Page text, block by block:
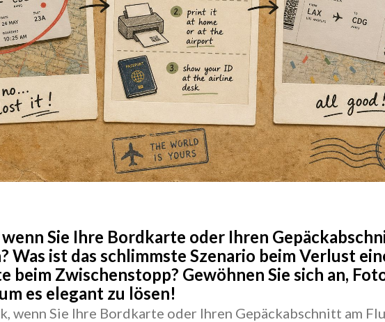
Sie Ihre Bordkarte oder Ihren
Was ist das schlimmste Szenario beim Verlust
beim Zwischenstopp? Gewöhnen Sie sich an,
es elegant zu lösen!
wenn Sie Ihre Bordkarte oder Ihren Gepäckabschnitt am